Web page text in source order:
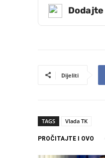
Dodajte
Dijeliti
TAGS Vlada TK
PROČITAJTE I OVO